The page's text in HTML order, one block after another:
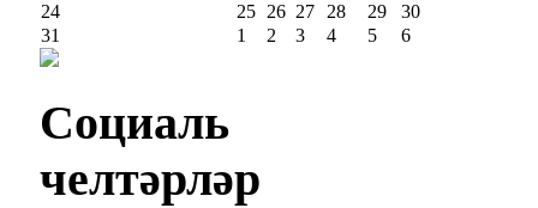
24
25 26 27 28 29
30
31
1 2 3 4 5 6
Социаль
челтәрләр